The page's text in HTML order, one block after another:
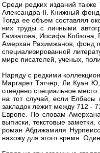
Среди редких изданий
Александра II. Книжный фонд
Тогда ее объем составлял
них труды с личными
Гамзатова, Иосифа Кобзона,
Амерхан Рахимжанов, фонд
специализированной
мире писателей, ученых,
Наряду с редкими
Маргарет Тэтчер, Ли Куан
отведено специальное
на тот случай, если Елбасы
закладок лежит между 712 -
Европе. По словам
выписки, текстовые
роман Абдижамиля
нахожу для этого время.